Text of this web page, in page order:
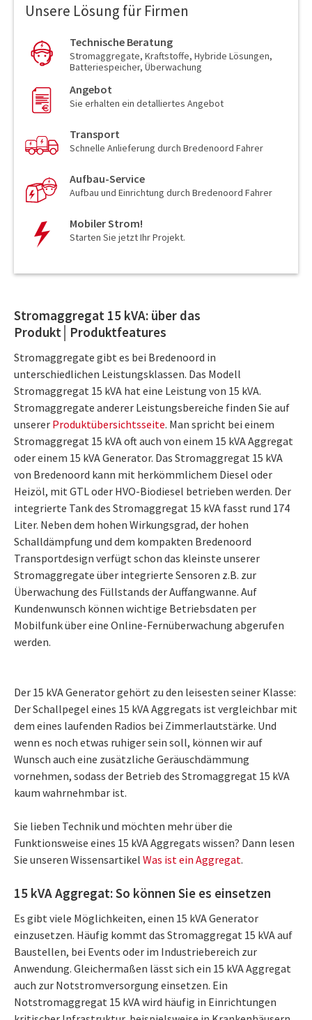
Unsere Lösung für Firmen
Technische Beratung
Stromaggregate, Kraftstoffe, Hybride Lösungen,
Batteriespeicher, Überwachung
Angebot
Sie erhalten ein detalliertes Angebot
Transport
Schnelle Anlieferung durch Bredenoord Fahrer
Aufbau-Service
Aufbau und Einrichtung durch Bredenoord Fahrer
Mobiler Strom!
Starten Sie jetzt Ihr Projekt.
Stromaggregat 15 kVA: über das
Produkt│Produktfeatures
Stromaggregate gibt es bei Bredenoord in
unterschiedlichen Leistungsklassen. Das Modell
Stromaggregat 15 kVA hat eine Leistung von 15 kVA.
Stromaggregate anderer Leistungsbereiche finden Sie auf
unserer Produktübersichtsseite. Man spricht bei einem
Stromaggregat 15 kVA oft auch von einem 15 kVA Aggregat
oder einem 15 kVA Generator. Das Stromaggregat 15 kVA
von Bredenoord kann mit herkömmlichem Diesel oder
Heizöl, mit GTL oder HVO-Biodiesel betrieben werden. Der
integrierte Tank des Stromaggregat 15 kVA fasst rund 174
Liter. Neben dem hohen Wirkungsgrad, der hohen
Schalldämpfung und dem kompakten Bredenoord
Transportdesign verfügt schon das kleinste unserer
Stromaggregate über integrierte Sensoren z.B. zur
Überwachung des Füllstands der Auffangwanne. Auf
Kundenwunsch können wichtige Betriebsdaten per
Mobilfunk über eine Online-Fernüberwachung abgerufen
werden.
Der 15 kVA Generator gehört zu den leisesten seiner Klasse:
Der Schallpegel eines 15 kVA Aggregats ist vergleichbar mit
dem eines laufenden Radios bei Zimmerlautstärke. Und
wenn es noch etwas ruhiger sein soll, können wir auf
Wunsch auch eine zusätzliche Geräuschdämmung
vornehmen, sodass der Betrieb des Stromaggregat 15 kVA
kaum wahrnehmbar ist.
Sie lieben Technik und möchten mehr über die
Funktionsweise eines 15 kVA Aggregats wissen? Dann lesen
Sie unseren Wissensartikel Was ist ein Aggregat.
15 kVA Aggregat: So können Sie es einsetzen
Es gibt viele Möglichkeiten, einen 15 kVA Generator
einzusetzen. Häufig kommt das Stromaggregat 15 kVA auf
Baustellen, bei Events oder im Industriebereich zur
Anwendung. Gleichermaßen lässt sich ein 15 kVA Aggregat
auch zur Notstromversorgung einsetzen. Ein
Notstromaggregat 15 kVA wird häufig in Einrichtungen